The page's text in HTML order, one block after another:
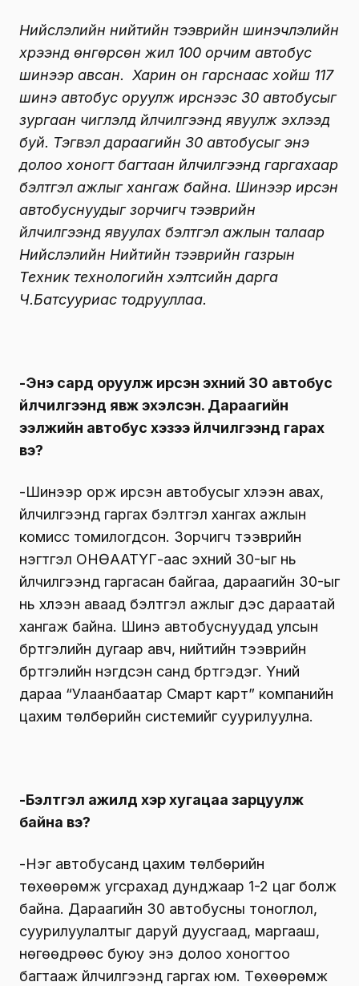
Нийслэлийн нийтийн тээврийн шинэчлэлийн
хүрээнд өнгөрсөн жил 100 орчим автобус
шинээр авсан. Харин он гарснаас хойш 117
шинэ автобус оруулж ирснээс 30 автобусыг
зургаан чиглэлд үйлчилгээнд явуулж эхлээд
буй. Тэгвэл дараагийн 30 автобусыг энэ
долоо хоногт багтаан үйлчилгээнд гаргахаар
бэлтгэл ажлыг хангаж байна. Шинээр ирсэн
автобуснуудыг зорчигч тээврийн
үйлчилгээнд явуулах бэлтгэл ажлын талаар
Нийслэлийн Нийтийн тээврийн газрын
Техник технологийн хэлтсийн дарга
Ч.Батсууриас тодрууллаа.
-Энэ сард оруулж ирсэн эхний 30 автобус
үйлчилгээнд явж эхэлсэн. Дараагийн
ээлжийн автобус хэзээ үйлчилгээнд гарах
вэ?
-Шинээр орж ирсэн автобусыг хүлээн авах,
үйлчилгээнд гаргах бэлтгэл хангах ажлын
комисс томилогдсон. Зорчигч тээврийн
нэгтгэл ОНӨААТҮГ-аас эхний 30-ыг нь
үйлчилгээнд гаргасан байгаа, дараагийн 30-ыг
нь хүлээн аваад бэлтгэл ажлыг дэс дараатай
хангаж байна. Шинэ автобуснуудад улсын
бүртгэлийн дугаар авч, нийтийн тээврийн
бүртгэлийн нэгдсэн санд бүртгэдэг. Үүний
дараа “Улаанбаатар Смарт карт” компанийн
цахим төлбөрийн системийг суурилуулна.
-Бэлтгэл ажилд хэр хугацаа зарцуулж
байна вэ?
-Нэг автобусанд цахим төлбөрийн
төхөөрөмж угсрахад дунджаар 1-2 цаг болж
байна. Дараагийн 30 автобусны тоноглол,
суурилуулалтыг даруй дуусгаад, маргааш,
нөгөөдрөөс буюу энэ долоо хоногтоо
багтааж үйлчилгээнд гаргах юм. Төхөөрөмж